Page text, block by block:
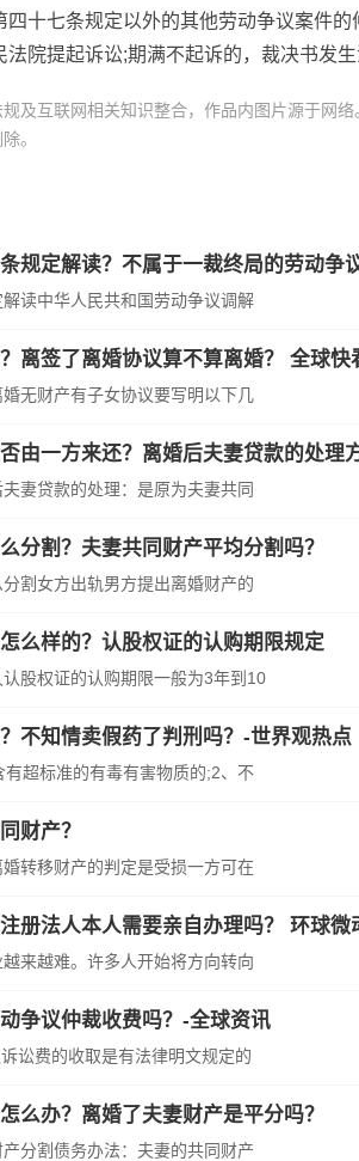
四十七条规定以外的其他劳动争议案件
院提起诉讼;期满不起诉的，裁决书发生
及互联网相关知识整合，作品内图片源于网
。
规定解读？不属于一裁终局的劳动争
读中华人民共和国劳动争议调解
离签了离婚协议算不算离婚？ 全球快
无财产有子女协议要写明以下几
由一方来还？离婚后夫妻贷款的处理
妻贷款的处理：是原为夫妻共同
分割？夫妻共同财产平均分割吗？
割女方出轨男方提出离婚财产的
么样的？认股权证的认购期限规定
股权证的认购期限一般为3年到10
不知情卖假药了判刑吗？-世界观热点
超标准的有毒有害物质的;2、不
财产？
转移财产的判定是受损一方可在
册法人本人需要亲自办理吗？ 环球微
来越难。许多人开始将方向转向
争议仲裁收费吗？-全球资讯
讼费的收取是有法律明文规定的
么办？离婚了夫妻财产是平分吗？
分割债务办法：夫妻的共同财产